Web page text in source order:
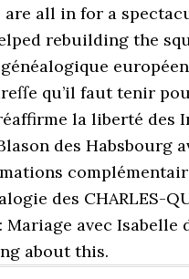
all in for a
rebuilding the
qu’il faut tenir
la liberté
des Habsbourg
complémentaires
des
avec Isabelle
about this.